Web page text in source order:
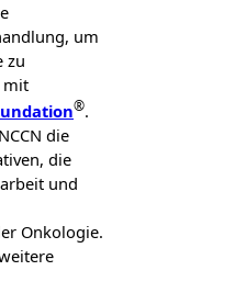
um
zu
mit
®.
die
die
und
Onkologie.